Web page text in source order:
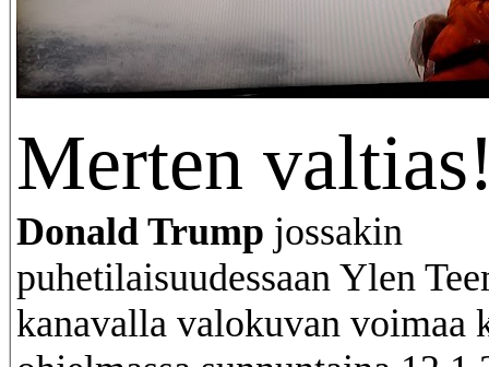
Merten
Donald Trump jossakin
puhetilaisuudessaan Ylen
kanavalla valokuvan voimaa